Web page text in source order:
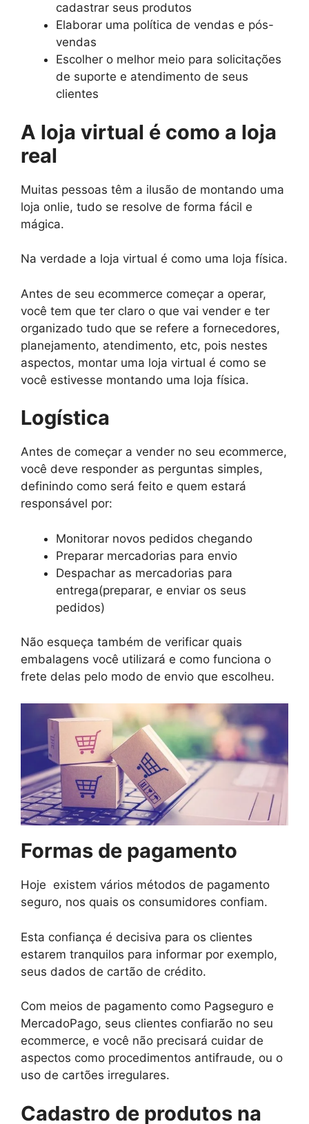
cadastrar seus produtos
Elaborar uma política de vendas e pós-
vendas
Escolher o melhor meio para solicitações
de suporte e atendimento de seus
clientes
A loja virtual é como a loja
real
Muitas pessoas têm a ilusão de montando uma
loja onlie, tudo se resolve de forma fácil e
mágica.
Na verdade a loja virtual é como uma loja física.
Antes de seu ecommerce começar a operar,
você tem que ter claro o que vai vender e ter
organizado tudo que se refere a fornecedores,
planejamento, atendimento, etc, pois nestes
aspectos, montar uma loja virtual é como se
você estivesse montando uma loja física.
Logística
Antes de começar a vender no seu ecommerce,
você deve responder as perguntas simples,
definindo como será feito e quem estará
responsável por:
Monitorar novos pedidos chegando
Preparar mercadorias para envio
Despachar as mercadorias para
entrega(preparar, e enviar os seus
pedidos)
Não esqueça também de verificar quais
embalagens você utilizará e como funciona o
frete delas pelo modo de envio que escolheu.
Formas de pagamento
Hoje existem vários métodos de pagamento
seguro, nos quais os consumidores confiam.
Esta confiança é decisiva para os clientes
estarem tranquilos para informar por exemplo,
seus dados de cartão de crédito.
Com meios de pagamento como Pagseguro e
MercadoPago, seus clientes confiarão no seu
ecommerce, e você não precisará cuidar de
aspectos como procedimentos antifraude, ou o
uso de cartões irregulares.
Cadastro de produtos na